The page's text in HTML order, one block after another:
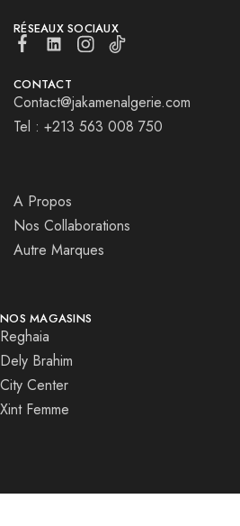
RÉSEAUX SOCIAUX
CONTACT
Contact@jakamenalgerie.com
Tel : +213 563 008 750
A Propos
Nos Collaborations
Autre Marques
NOS MAGASINS
Reghaia
Dely Brahim
City Center
Xint Femme